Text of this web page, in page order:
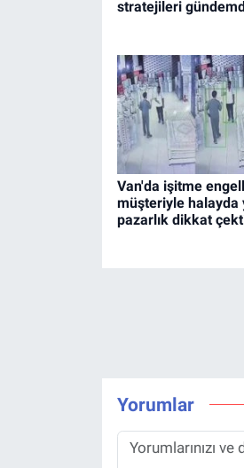
stratejileri
Van'da işitme
müşteriyle halayda
pazarlık dikkat
Yorumlar